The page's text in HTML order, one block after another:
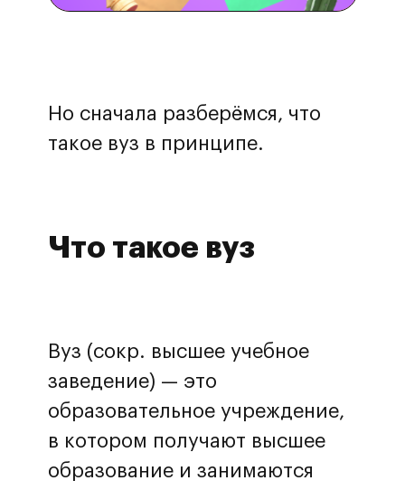
Но сначала разберёмся, что
такое вуз в принципе.
Что такое вуз
Вуз (сокр. высшее учебное
заведение) — это
образовательное учреждение,
в котором получают высшее
образование и занимаются